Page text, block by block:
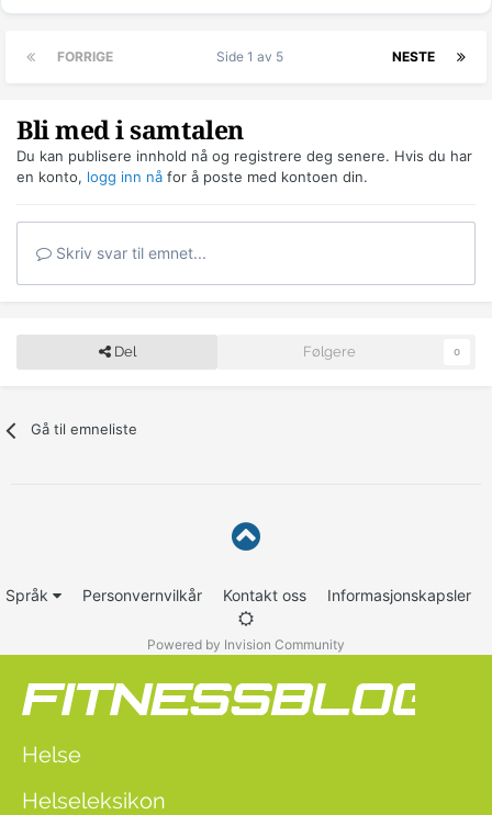
FORRIGE NESTE
Side 1 av 5
Bli med i samtalen
Du kan publisere innhold nå og registrere deg senere. Hvis du har
en konto, logg inn nå for å poste med kontoen din.
Skriv svar til emnet...
Del Følgere 0
Gå til emneliste
Språk Personvernvilkår Kontakt oss Informasjonskapsler
Powered by Invision Community
Helse
Helseleksikon